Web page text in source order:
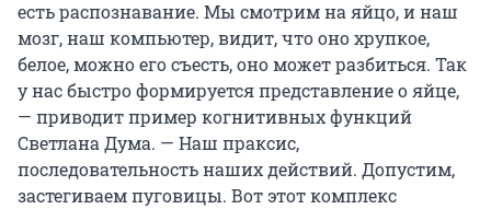
есть распознавание. Мы смотрим на яйцо, и наш
мозг, наш компьютер, видит, что оно хрупкое,
белое, можно его съесть, оно может разбиться. Так
у нас быстро формируется представление о яйце,
— приводит пример когнитивных функций
Светлана Дума. — Наш праксис,
последовательность наших действий. Допустим,
застегиваем пуговицы. Вот этот комплекс